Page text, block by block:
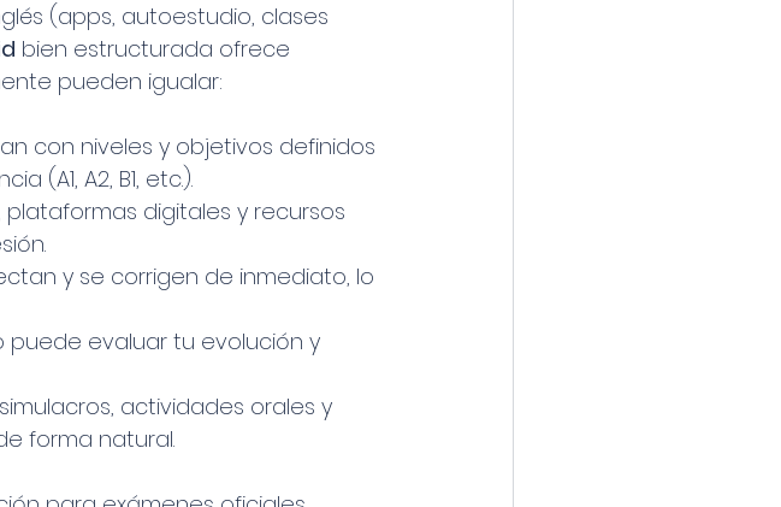
(apps, autoestudio, clases
bien estructurada ofrece
pueden igualar:
con niveles y objetivos definidos
(A1, A2, B1, etc.).
plataformas digitales y recursos
y se corrigen de inmediato, lo
puede evaluar tu evolución y
actividades orales y
forma natural.